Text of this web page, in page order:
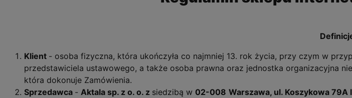
Klient - osoba fizyczna, która ukończyła co najmniej 13. rok życia, przy czym w
przedstawiciela ustawowego, a także osoba prawna oraz jednostka organizacyjna
która dokonuje Zamówienia.
Sprzedawca - Aktala sp. z o. o. z siedzibą w 02-008 Warszawa, ul. Koszykowa 79A